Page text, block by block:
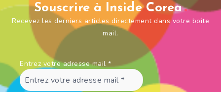
Souscrire à Inside Corea
Recevez les derniers articles directement dans votre boîte
mail.
Entrez votre adresse mail *